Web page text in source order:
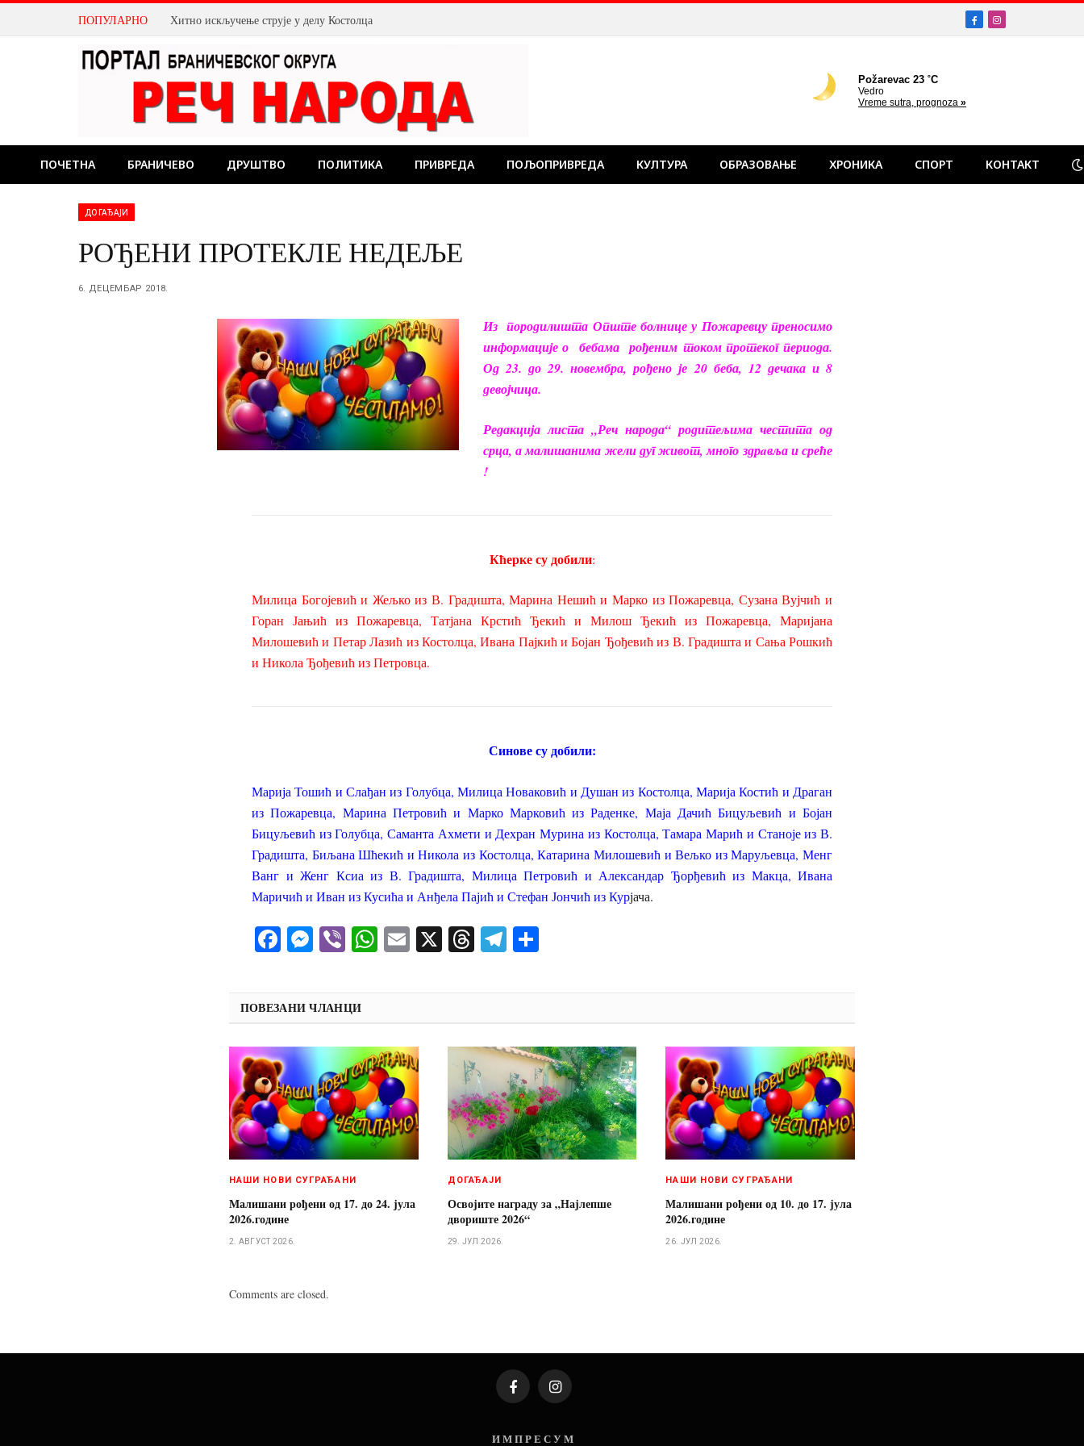
ПОПУЛАРНО Хитно искључење струје у делу Костолца FacebookInstagram
ПОЧЕТНА БРАНИЧЕВО ДРУШТВО ПОЛИТИКА ПРИВРЕДА ПОЉОПРИВРЕДА КУЛТУРА ОБРАЗОВАЊЕ ХРОНИКА СПОРТ КОНТАКТ
ДОГАЂАЈИ
РОЂЕНИ ПРОТЕКЛЕ НЕДЕЉЕ
6. ДЕЦЕМБАР 2018.
Из породилишта Опште болнице у Пожаревцу преносимо
информације обебама рођеним током протеког периода.
Од 23. до 29. новембра, рођено је 20 беба, 12 дечака и 8
девојчица.
Редакција листа „Реч народа“ родитељима честита од
срца, а малишанима жели дуг живот, много здрaвља и среће
!
Кћерке су добили:
Милица Богојевић и Жељко из В. Градишта, Марина Нешић и Марко из Пожаревца, Сузана Вујчић и
Горан Јањић из Пожаревца, Татјана Крстић Ђекић и Милош Ђекић из Пожаревца, Маријана
Милошевић и Петар Лазић из Костолца, Ивана Пајкић и Бојан Ђођевић из В. Градишта и Сања Рошкић
и Никола Ђођевић из Петровца.
Синове су добили:
Марија Тошић и Слађан из Голубца, Милица Новаковић и Душан из Костолца, Марија Костић и Драган
из Пожаревца, Марина Петровић и Марко Марковић из Раденке, Маја Дачић Бицуљевић и Бојан
Бицуљевић из Голубца, Саманта Ахмети и Дехран Мурина из Костолца, Тамара Марић и Станоје из В.
Градишта, Биљана Шћекић и Никола из Костолца, Катарина Милошевић и Вељко из Маруљевца, Менг
Ванг и Женг Ксиа из В. Градишта, Милица Петровић и Александар Ђорђевић из Макца, Ивана
Маричић и Иван из Кусића и Анђела Пајић и Стефан Јончић из Курјача.
Facebook
Messenger
ViberWhatsApp
Email
X ThreadsTelegram
ПОВЕЗАНИ ЧЛАНЦИ
НАШИ НОВИ СУГРАЂАНИ
Малишани рођени од 17. до 24. јула
2026.године
2. АВГУСТ 2026.
ДОГАЂАЈИ
Освојите награду за „Најлепше
двориште 2026“
29. ЈУЛ 2026.
НАШИ НОВИ СУГРАЂАНИ
Малишани рођени од 10. до 17. јула
2026.године
26. ЈУЛ 2026.
Comments are closed.
FacebookInstagram
И М П Р Е С У М